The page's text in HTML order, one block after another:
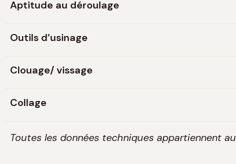
Aptitude au déroulage
Outils d’usinage
Clouage/ vissage
Collage
Toutes les données techniques appartiennent au